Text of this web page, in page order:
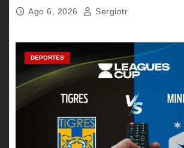
Ago 6, 2026 Sergiotr
DEPORTES